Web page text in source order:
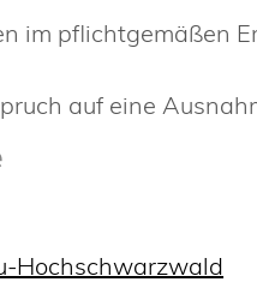
im pflichtgemäßen
auf eine
Hochschwarzwald